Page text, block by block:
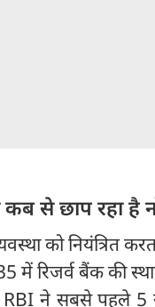
से छाप रहा है
को नियंत्रित
में रिजर्व बैंक की
ने सबसे पहले 5